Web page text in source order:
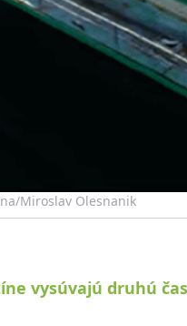
Miroslav Olesnanik
vysúvajú druhú